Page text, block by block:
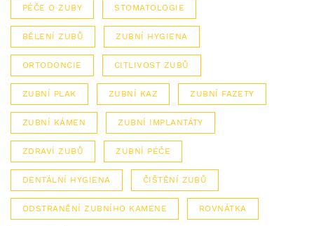
PÉČE O ZUBY STOMATOLOGIE
BĚLENÍ ZUBŮ ZUBNÍ HYGIENA
ORTODONCIE CITLIVOST ZUBŮ
ZUBNÍ PLAK ZUBNÍ KAZ ZUBNÍ FAZETY
ZUBNÍ KÁMEN ZUBNÍ IMPLANTÁTY
ZDRAVÍ ZUBŮ ZUBNÍ PÉČE
DENTÁLNÍ HYGIENA ČIŠTĚNÍ ZUBŮ
ODSTRANĚNÍ ZUBNÍHO KAMENE ROVNÁTKA